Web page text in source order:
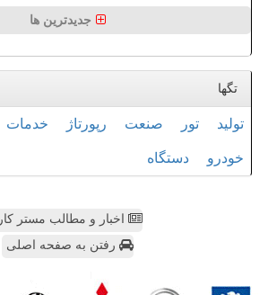
جدیدترین ها
تگها
تولید تور صنعت رپورتاژ خدمات
خودرو دستگاه
اخبار و مطالب مستر کار
رفتن به صفحه اصلی